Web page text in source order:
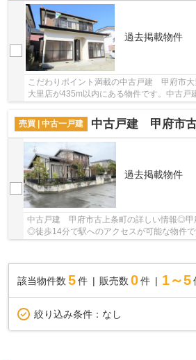
過去掲載物件
こだわりポイント満載の中古戸建 甲府市
大里店が435m以内にある物件です。中古戸
売買 | 中古一戸建
中古戸建 甲府市
過去掲載物件
中古戸建 甲府市古上条町の詳しい情報◎甲
◎徒歩14分で駅へのアクセスが可能な物件
物件です◎交通面を重視するのであれば、身
該当物件数 5件 販売数 0 件 1～5
絞り込み条件： なし